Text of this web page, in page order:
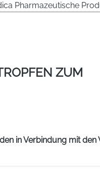
Pharmazeutische
ZUM
in Verbindung mit den
Nr.36-Tropfen sind